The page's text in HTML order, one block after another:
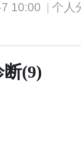
10:00
个人
断(9)